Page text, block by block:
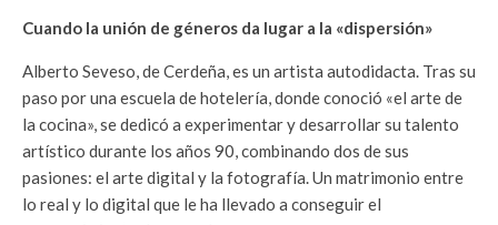
Cuando la unión de géneros da lugar a la «dispersión»
Alberto Seveso, de Cerdeña, es un artista autodidacta. Tras su
paso por una escuela de hotelería, donde conoció «el arte de
la cocina», se dedicó a experimentar y desarrollar su talento
artístico durante los años 90, combinando dos de sus
pasiones: el arte digital y la fotografía. Un matrimonio entre
lo real y lo digital que le ha llevado a conseguir el